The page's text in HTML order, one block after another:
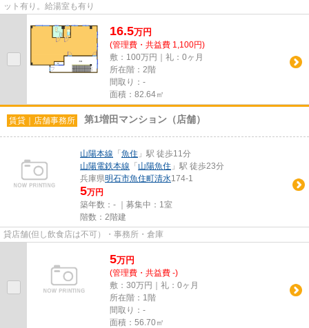
ット有り。給湯室も有り
16.5万円
(管理費・共益費 1,100円)
敷：100万円｜礼：0ヶ月
所在階：2階
間取り：-
面積：82.64㎡
賃貸｜店舗事務所 第1増田マンション（店舗）
山陽本線 「 魚住 」駅 徒歩11分
山陽電鉄本線 「 山陽魚住 」駅 徒歩23分
兵庫県明石市魚住町清水174-1
5万円
築年数：- ｜募集中： 1室
階数：2階建
貸店舗(但し飲食店は不可）・事務所・倉庫
5万円
(管理費・共益費 -)
敷：30万円｜礼：0ヶ月
所在階：1階
間取り：-
面積：56.70㎡